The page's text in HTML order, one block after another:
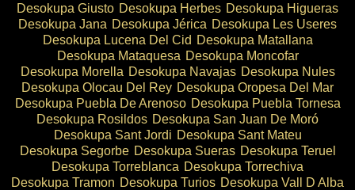
Desokupa Giusto Desokupa Herbes Desokupa Higueras
Desokupa Jana Desokupa Jérica Desokupa Les Useres
Desokupa Lucena Del Cid Desokupa Matallana
Desokupa Mataquesa Desokupa Moncofar
Desokupa Morella Desokupa Navajas Desokupa Nules
Desokupa Olocau Del Rey Desokupa Oropesa Del Mar
Desokupa Puebla De Arenoso Desokupa Puebla Tornesa
Desokupa Rosildos Desokupa San Juan De Moró
Desokupa Sant Jordi Desokupa Sant Mateu
Desokupa Segorbe Desokupa Sueras Desokupa Teruel
Desokupa Torreblanca Desokupa Torrechiva
Desokupa Tramon Desokupa Turios Desokupa Vall D Alba